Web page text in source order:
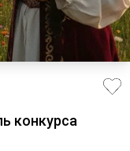
конкурса